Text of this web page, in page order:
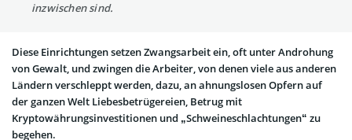
inzwischen sind.
Diese Einrichtungen setzen Zwangsarbeit ein, oft unter Androhung
von Gewalt, und zwingen die Arbeiter, von denen viele aus anderen
Ländern verschleppt werden, dazu, an ahnungslosen Opfern auf
der ganzen Welt Liebesbetrügereien, Betrug mit
Kryptowährungsinvestitionen und „Schweineschlachtungen“ zu
begehen.